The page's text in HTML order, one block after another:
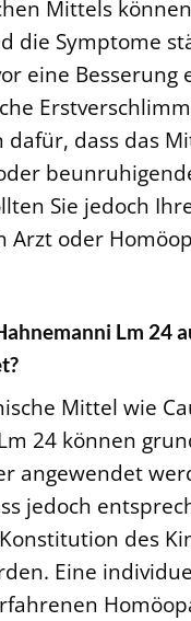
Mittels können
die Symptome
eine Besserung
dafür, dass das
Sie jedoch
Arzt oder
Lm 24
Mittel wie
24 können
angewendet
jedoch
des
Eine